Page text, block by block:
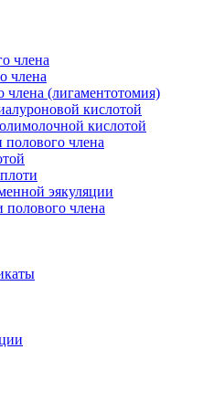
члена
члена
члена (лигаментотомия)
кислотой
кислотой
полового члена
эякуляции
полового члена